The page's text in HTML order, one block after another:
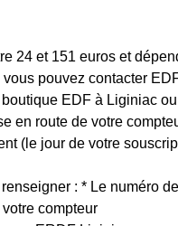
24 et 151 euros et
pouvez contacter
EDF à Liginiac
en route de votre
(le jour de votre
: * Le numéro
compteur